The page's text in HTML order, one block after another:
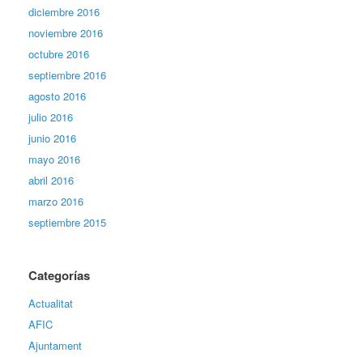
diciembre 2016
noviembre 2016
octubre 2016
septiembre 2016
agosto 2016
julio 2016
junio 2016
mayo 2016
abril 2016
marzo 2016
septiembre 2015
Categorías
Actualitat
AFIC
Ajuntament